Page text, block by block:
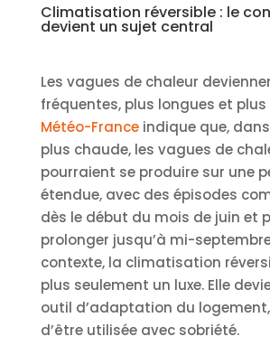
Climatisation réversible : le
devient un sujet central
Les vagues de chaleur
fréquentes, plus longues et plus
Météo-Franceindique que,
plus chaude, les vagues de
pourraient se produire sur une
étendue, avec des épisodes
dès le début du mois de juin et
prolonger jusqu’à mi-
contexte, la climatisation
plus seulement un luxe. Elle
outil d’adaptation du
d’être utilisée avec sobriété.